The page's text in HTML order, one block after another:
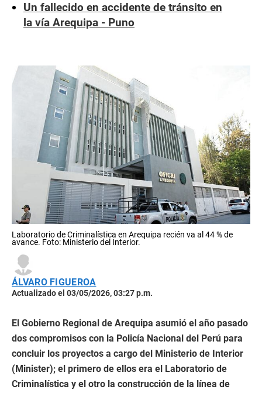
Un fallecido en accidente de tránsito en
la vía Arequipa - Puno
Laboratorio de Criminalística en Arequipa recién va al 44 % de
avance. Foto: Ministerio del Interior.
ÁLVARO FIGUEROA
Actualizado el 03/05/2026, 03:27 p.m.
El Gobierno Regional de Arequipa asumió el año pasado
dos compromisos con la Policía Nacional del Perú para
concluir los proyectos a cargo del Ministerio de Interior
(Minister); el primero de ellos era el Laboratorio de
Criminalística y el otro la construcción de la línea de